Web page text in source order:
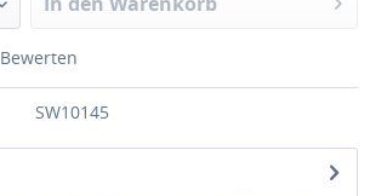
Bewerten
SW10145